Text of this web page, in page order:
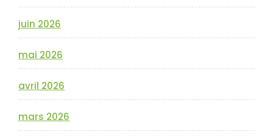
juin 2026
mai 2026
avril 2026
mars 2026